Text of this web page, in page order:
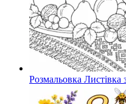
Розмальовка